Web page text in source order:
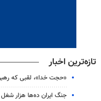
تازه‌ترین اخبار
«حجت خدا»، لقبی که
جنگ ایران ده‌ها هزار شغل